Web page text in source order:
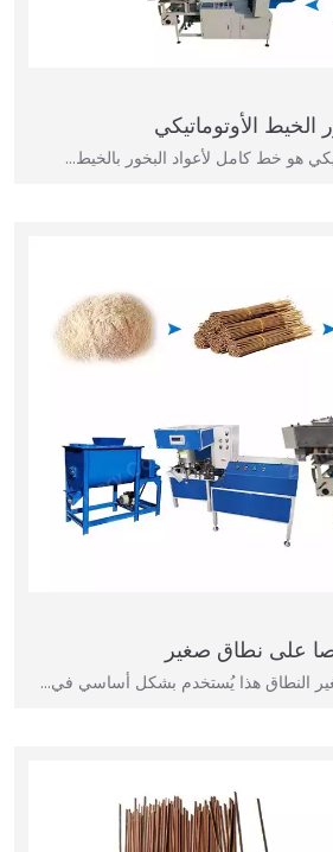
الأوتوماتيكي
هو خط كامل لأعواد البخور بالخيط…
على نطاق صغير
النطاق هذا يُستخدم بشكل أساسي في…